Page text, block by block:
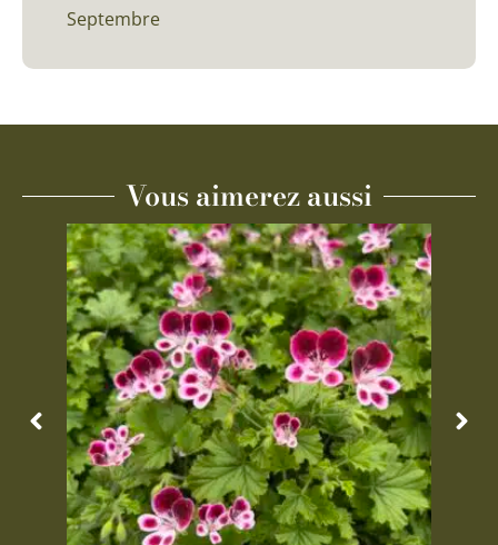
Septembre
Vous aimerez aussi